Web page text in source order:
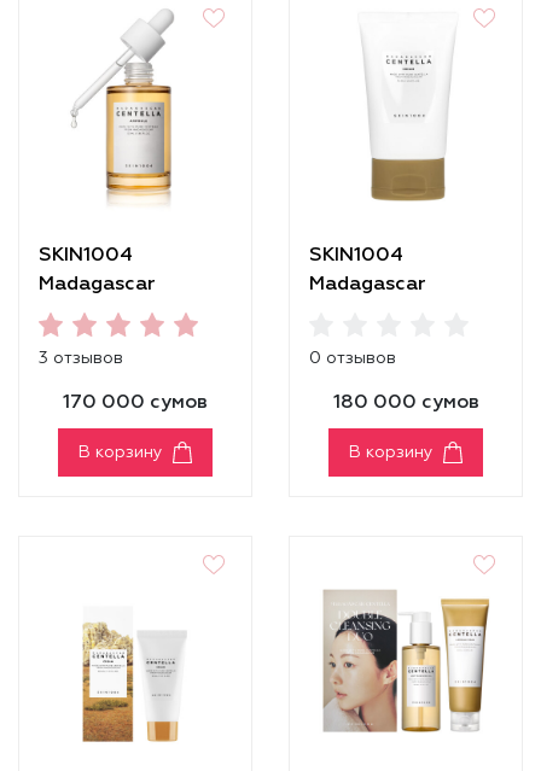
SKIN1004
Madagascar
Centella Ampoule
[55ml]
3 отзывов
170 000 сумов
В корзину
SKIN1004
Madagascar
0 отзывов
180 000 сумов
В корзину